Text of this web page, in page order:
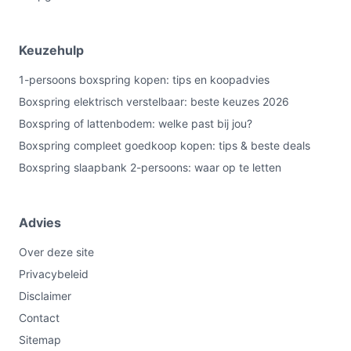
Is dit geschikt voor thuisgebruik / intensief gebruik /
dagelijks gebruik?
Ja voor normaal dagelijks thuisgebruik: de set is
bedoeld als complete boxspringset voor thuis. Let op de
gebruikspatroon.
Waar moet ik op letten bij onderhoud?
Controleer regelmatig de staat van de stof en volg de
reinigingsvoorschriften van de fabrikant. Kijk ook of de
topper en matras volgens de instructies gedraaid of
verlucht moeten worden. Controleer bevestigingen van
Keuzehulp
1-persoons boxspring kopen: tips en koopadvies
Boxspring elektrisch verstelbaar: beste keuzes 2026
Boxspring of lattenbodem: welke past bij jou?
Boxspring compleet goedkoop kopen: tips & beste deals
Boxspring slaapbank 2-persoons: waar op te letten
Advies
Over deze site
Privacybeleid
Disclaimer
Contact
Sitemap